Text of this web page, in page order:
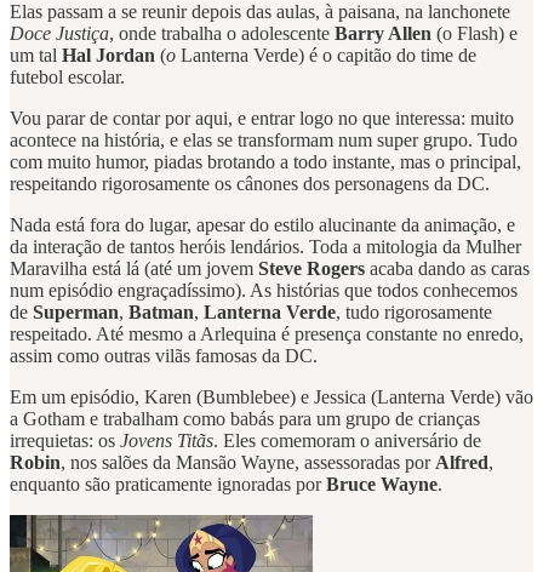
Elas passam a se reunir depois das aulas, à paisana, na lanchonete
Doce Justiça, onde trabalha o adolescente Barry Allen (o Flash) e
um tal Hal Jordan (o Lanterna Verde) é o capitão do time de
futebol escolar.
Vou parar de contar por aqui, e entrar logo no que interessa: muito
acontece na história, e elas se transformam num super grupo. Tudo
com muito humor, piadas brotando a todo instante, mas o principal,
respeitando rigorosamente os cânones dos personagens da DC.
Nada está fora do lugar, apesar do estilo alucinante da animação, e
da interação de tantos heróis lendários. Toda a mitologia da Mulher
Maravilha está lá (até um jovem Steve Rogers acaba dando as caras
num episódio engraçadíssimo). As histórias que todos conhecemos
de Superman, Batman, Lanterna Verde, tudo rigorosamente
respeitado. Até mesmo a Arlequina é presença constante no enredo,
assim como outras vilãs famosas da DC.
Em um episódio, Karen (Bumblebee) e Jessica (Lanterna Verde) vão
a Gotham e trabalham como babás para um grupo de crianças
irrequietas: os Jovens Titãs. Eles comemoram o aniversário de
Robin, nos salões da Mansão Wayne, assessoradas por Alfred,
enquanto são praticamente ignoradas porBruce Wayne.